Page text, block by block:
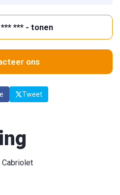
049 *** *** - tonen
ons
Tweet